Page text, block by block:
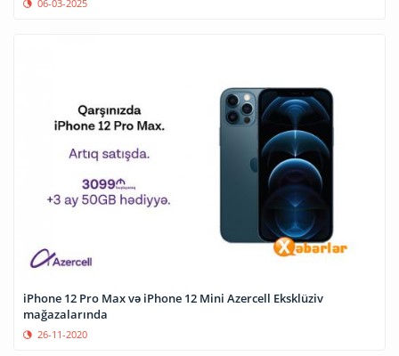
06-03-2025
iPhone 12 Pro Max və iPhone 12 Mini Azercell Eksklüziv
mağazalarında
26-11-2020